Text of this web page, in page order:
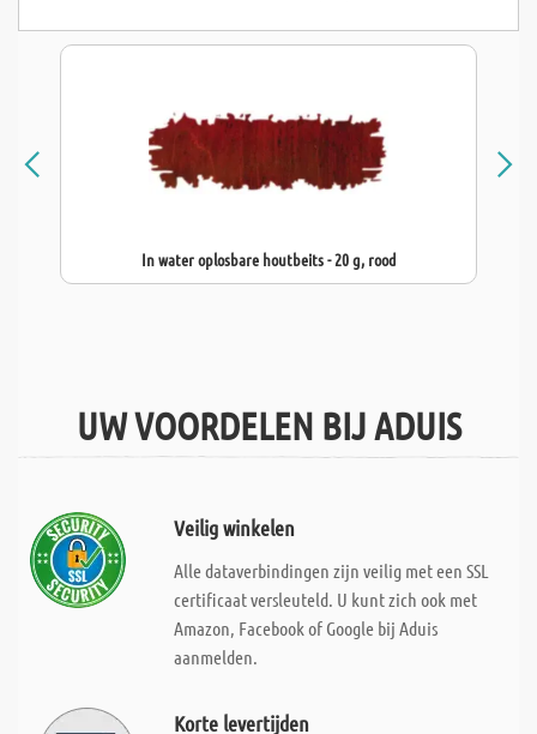
In water oplosbare houtbeits - 20 g, rood
UW VOORDELEN BIJ ADUIS
Veilig winkelen
Alle dataverbindingen zijn veilig met een SSL
certificaat versleuteld. U kunt zich ook met
Amazon, Facebook of Google bij Aduis
aanmelden.
Korte levertijden